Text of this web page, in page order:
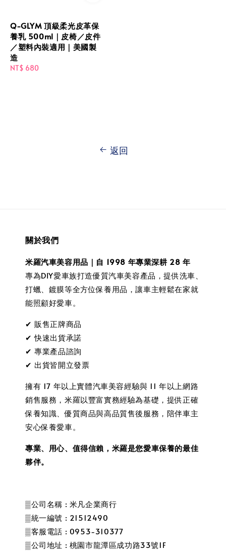
Q-GLYM 頂級柔光皮革保
養乳 500ml｜皮椅／皮件
／塑料內裝適用｜美國製
造
Regular
NT$ 680
返回
關於我們
米羅汽車美容用品｜自 1998 年專業深耕 28 年
專為DIY愛車族打造優質汽車美容產品，提供洗車、
打蠟、鍍膜等全方位保養用品，讓車主輕鬆在家就
能照顧好愛車。
✔ 販售正牌商品
✔ 快速出貨承諾
✔ 專業產品諮詢
✔ 出貨皆開立發票
擁有 17 年以上實體汽車美容經驗與 11 年以上網路
銷售服務，米羅以豐富實務經驗為基礎，提供正確
保養知識、優質商品與高品質售後服務，陪伴車主
安心保養愛車。
專業、用心、值得信賴，米羅是您愛車保養的最佳
夥伴。
▒公司名稱 : 米凡企業商行
▒統一編號 : 21512490
▒客服電話 : 0953-310377
▒公司地址 : 桃園市龍潭區成功路33號1F